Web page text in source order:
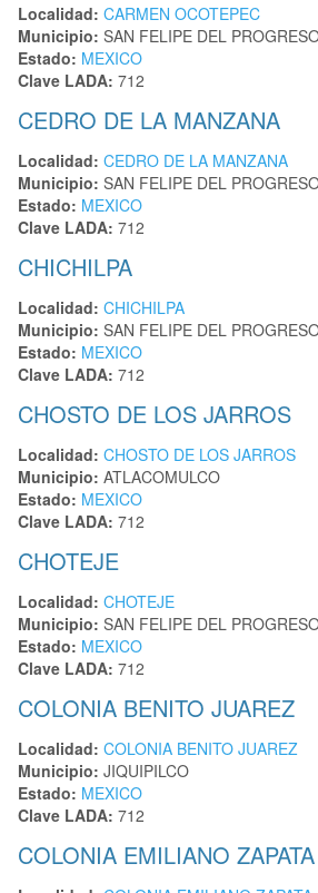
Localidad: CARMEN OCOTEPEC
Municipio: SAN FELIPE DEL
Estado: MEXICO
Clave LADA: 712
CEDRO DE LA MANZANA
Localidad: CEDRO DE LA MANZANA
Municipio: SAN FELIPE DEL
Estado: MEXICO
Clave LADA: 712
CHICHILPA
Localidad: CHICHILPA
Municipio: SAN FELIPE DEL
Estado: MEXICO
Clave LADA: 712
CHOSTO DE LOS JARROS
Localidad: CHOSTO DE LOS JARROS
Municipio: ATLACOMULCO
Estado: MEXICO
Clave LADA: 712
CHOTEJE
Localidad: CHOTEJE
Municipio: SAN FELIPE DEL
Estado: MEXICO
Clave LADA: 712
COLONIA BENITO JUAREZ
Localidad: COLONIA BENITO JUAREZ
Municipio: JIQUIPILCO
Estado: MEXICO
Clave LADA: 712
COLONIA EMILIANO ZAPATA